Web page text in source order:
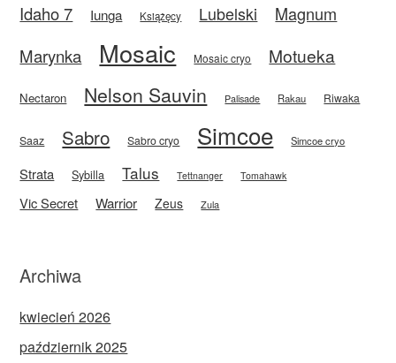
Idaho 7 Iunga Książęcy Lubelski
Magnum
Marynka
Mosaic Mosaic cryo Motueka
Nectaron Nelson Sauvin Palisade Rakau Riwaka
Saaz Sabro Sabro cryo Simcoe Simcoe cryo
Strata Sybilla Talus Tettnanger Tomahawk
Vic Secret Warrior Zeus Zula
Archiwa
kwiecień 2026
październik 2025